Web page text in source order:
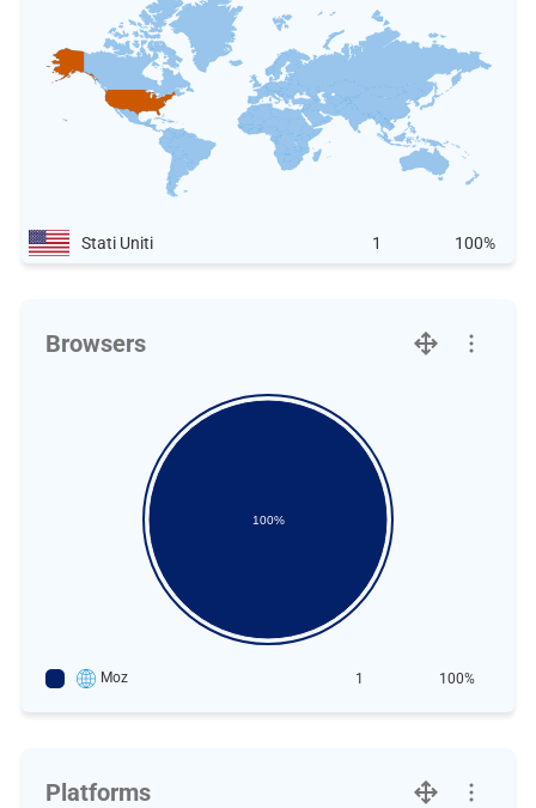
Stati Uniti 1 100%
Browsers
100%
Moz 1 100%
Platforms